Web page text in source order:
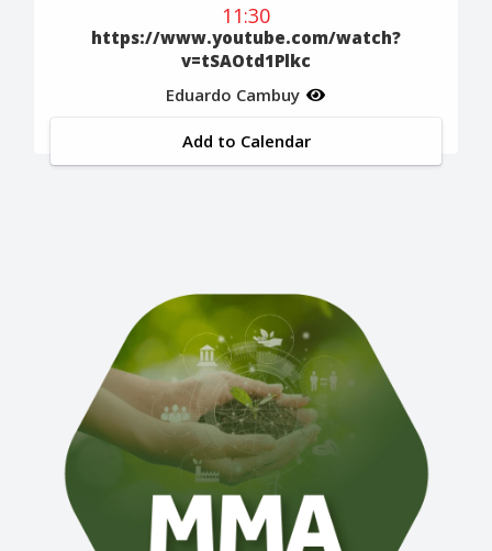
11:30
https://www.youtube.com/watch?
v=tSAOtd1Plkc
Eduardo Cambuy
Add to Calendar